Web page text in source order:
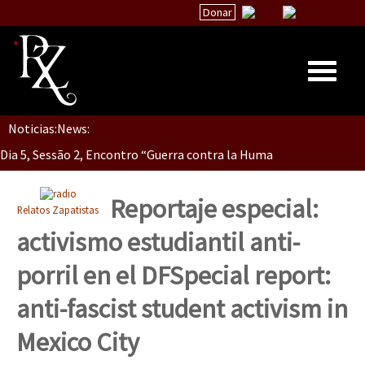
Donar
Inicio
Quiénes Somos
La palabra del EZLN
TEMAS
Chiapas
México
Latinoamérica
Noticias:News:
Dia 5, Sessão 2, Encontro “Guerra contra la Humanidad”
Dia 5, sessão 1, do Encontro “Guerra contra a Humanidade”(As
Dia 4 – Encontro “Guerra contra a Humanidade” (As populações
Dia 3 do Encontro “Guerra contra a Humanidade”
Relatos Zapatistas
Reportaje especial:
activismo estudiantil anti-
porril en el DFSpecial report:
anti-fascist student activism in
Mexico City